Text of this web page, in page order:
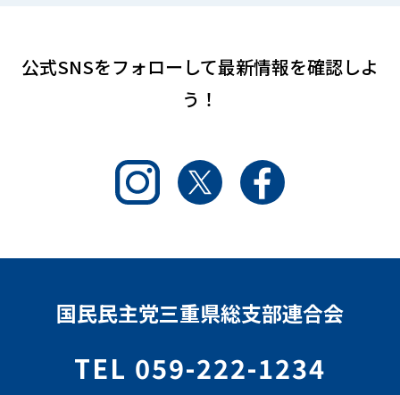
公式SNSをフォローして最新情報を確認しよ
う！
Instagram Twitter
国民民主党三重県総支部連合会
TEL 059-222-1234